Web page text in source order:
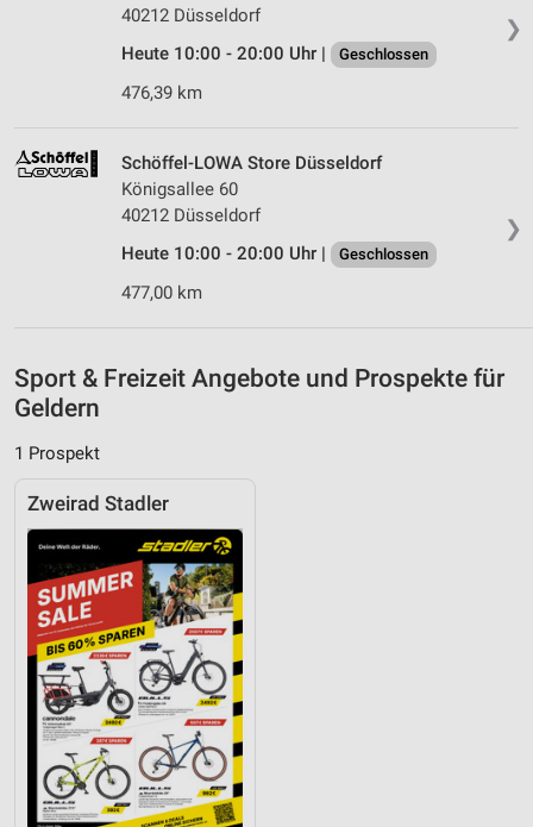
❯
40212 Düsseldorf
Heute 10:00 - 20:00 Uhr |
Geschlossen
476,39 km
❯
Schöffel-LOWA Store Düsseldorf
Königsallee 60
40212 Düsseldorf
Heute 10:00 - 20:00 Uhr |
Geschlossen
477,00 km
Sport & Freizeit Angebote und Prospekte für
Geldern
1 Prospekt
Zweirad Stadler
IAB-Besonderheiten:
Verwendung genauer Standortdaten
Nicht-IAB-Verarbeitungszwecke:
Performance